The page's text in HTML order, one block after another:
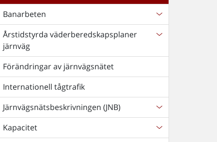
Banarbeten
Årstidstyrda väderberedskapsplaner
järnväg
Förändringar av järnvägsnätet
Internationell tågtrafik
Järnvägsnätsbeskrivningen (JNB)
Kapacitet